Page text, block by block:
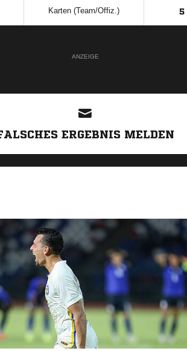
Karten (Team/Offiz.) 5
ANZEIGE
ERGEBNIS MELDEN